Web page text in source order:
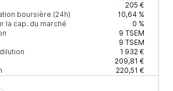
205 €
boursière (24h)
10,64 %
la cap. du marché
0 %
9 TSEM
9 TSEM
1 932 €
209,81 €
220,51 €